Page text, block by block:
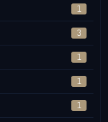
1
3
1
1
1